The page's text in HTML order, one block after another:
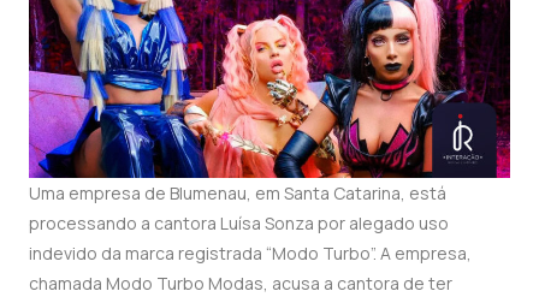
Uma empresa de Blumenau, em Santa Catarina, está
processando a cantora Luísa Sonza por alegado uso
indevido da marca registrada “Modo Turbo”. A empresa,
chamada Modo Turbo Modas, acusa a cantora de ter